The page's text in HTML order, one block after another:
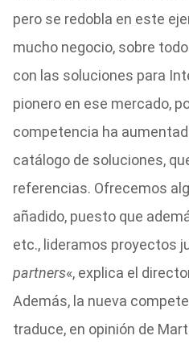
pero se redobla en este
mucho negocio, sobre
con las soluciones para
pionero en ese mercado,
competencia ha
catálogo de soluciones,
referencias. Ofrecemos
añadido, puesto que
etc., lideramos proyectos
partners«, explica el
Además, la nueva
traduce, en opinión de